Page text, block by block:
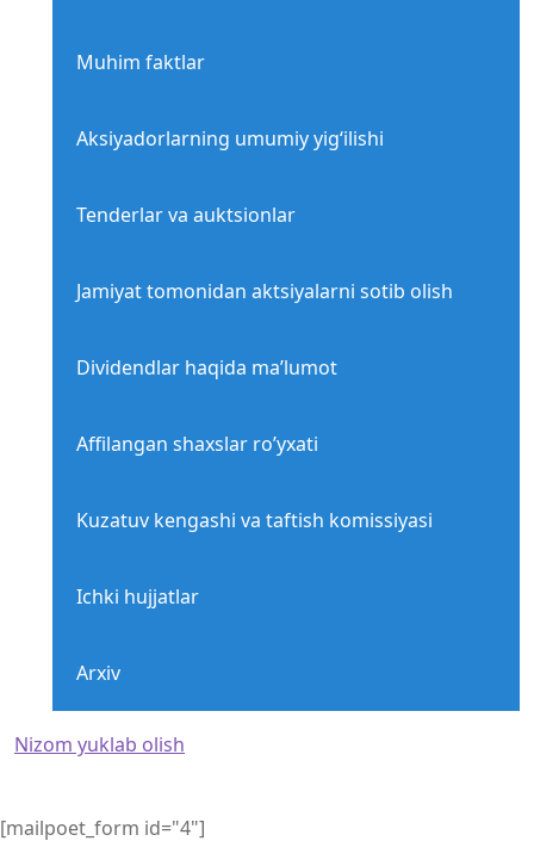
Muhim faktlar
Aksiyadorlarning umumiy yig‘ilishi
Tenderlar va auktsionlar
Jamiyat tomonidan aktsiyalarni sotib olish
Dividendlar haqida ma’lumot
Affilangan shaxslar ro’yxati
Kuzatuv kengashi va taftish komissiyasi
Ichki hujjatlar
Arxiv
Nizom yuklab olish
[mailpoet_form id="4"]